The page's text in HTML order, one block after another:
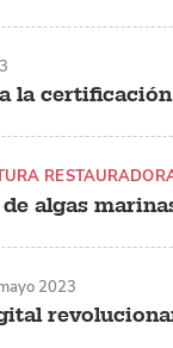
la
algas
2023